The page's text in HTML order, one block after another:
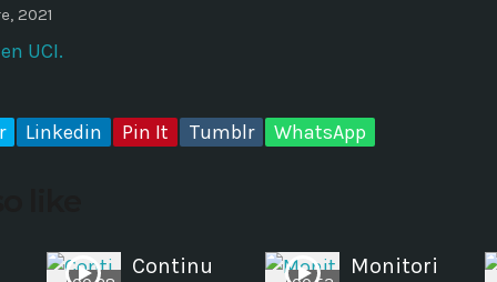
2021
UCI.
Linkedin Pin It Tumblr WhatsApp
Continu
Monitori